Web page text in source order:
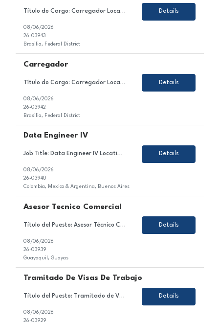
Título do Cargo: Carregador Localização: Brasilia DF Tipo de Contrato: CLT Sobre a Vaga Estamos em busca de um(a) Carregador para atuar no setor de Produção / Ensacagem e Carregamento de nosso cliente. Esse(a) profissional será responsável por realizar o carregamento manual de sacos de cimento nos caminhões, seguindo a programa&c... Details
08/06/2026
26-03943
Brasilia, Federal District
Carregador
Título do Cargo: Carregador Localização: Brasilia DF Tipo de Contrato: CLT Sobre a Vaga Estamos em busca de um(a) Carregador para atuar no setor de Produção / Ensacagem e Carregamento de nosso cliente. Esse(a) profissional será responsável por realizar o carregamento manual de sacos de cimento nos caminhões, seguindo a programa&c... Details
08/06/2026
26-03942
Brasilia, Federal District
Data Engineer IV
Job Title: Data Engineer IV Location: Colombia, Mexico or Argentina Employment Type: Contract About the Role We are looking for a highly skilled Data Engineer to join our client's team in the technology sector. In this role, you will contribute to the design, development, testing, and optimization of enterprise data solutions within the Azure ecosystem. You will be responsible for ... Details
08/06/2026
26-03940
Colombia, Mexico & Argentina, Buenos Aires
Asesor Tecnico Comercial
Título del Puesto: Asesor Técnico Comercial Ubicación: Quito Tipo de Contrato: Contrato con todos los beneficios de ley Sobre el Puesto Nos encontramos en la búsqueda de un Asesor Técnico Comercial para brindar atención y asesoría a clientes a través de los diferentes canales autorizados, garantizando una experiencia de servicio de excele... Details
08/06/2026
26-03939
Guayaquil, Guayas
Tramitado De Visas De Trabajo
Título del Puesto: Tramitado de Visas de Trabajo Ubicación: Bogotá D.C. Tipo de Contrato: Temporal, obra o labor Sobre el Puesto Estamos en búsqueda de un/a profesional motivado/a y orientado/a al detalle para unirse al equipo de nuestro cliente en el sector de gestión de visas. En este rol, serás responsable de gestionar, coordinar y ... Details
08/06/2026
26-03929